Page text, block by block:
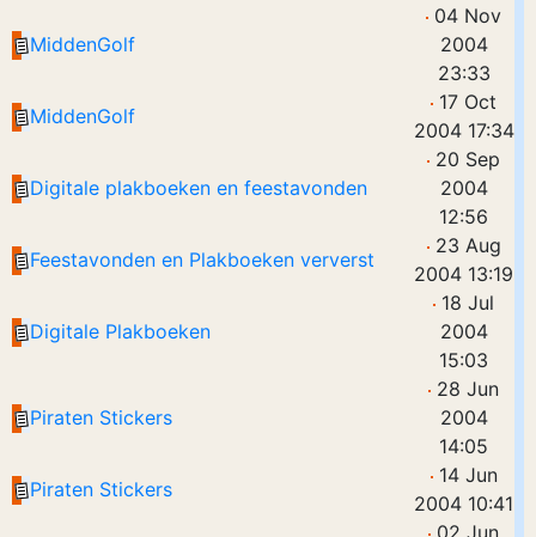
MiddenGolf
04 Nov
2004
23:33
MiddenGolf
17 Oct
2004 17:34
Digitale plakboeken en feestavonden
20 Sep
2004
12:56
Feestavonden en Plakboeken ververst
23 Aug
2004 13:19
Digitale Plakboeken
18 Jul
2004
15:03
Piraten Stickers
28 Jun
2004
14:05
Piraten Stickers
14 Jun
2004 10:41
02 Jun